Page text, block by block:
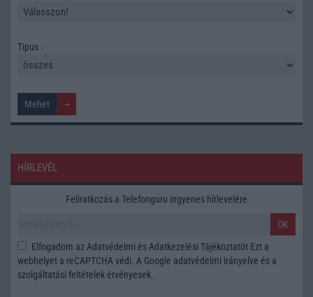
Tipus :
HÍRLEVÉL
Feliratkozás a Telefonguru ingyenes hírlevelére
OK
Elfogadom az Adatvédelmi és Adatkezelési Tájékoztatót Ezt a
webhelyet a reCAPTCHA védi. A Google adatvédelmi irányelve és a
szolgáltatási feltételek érvényesek.